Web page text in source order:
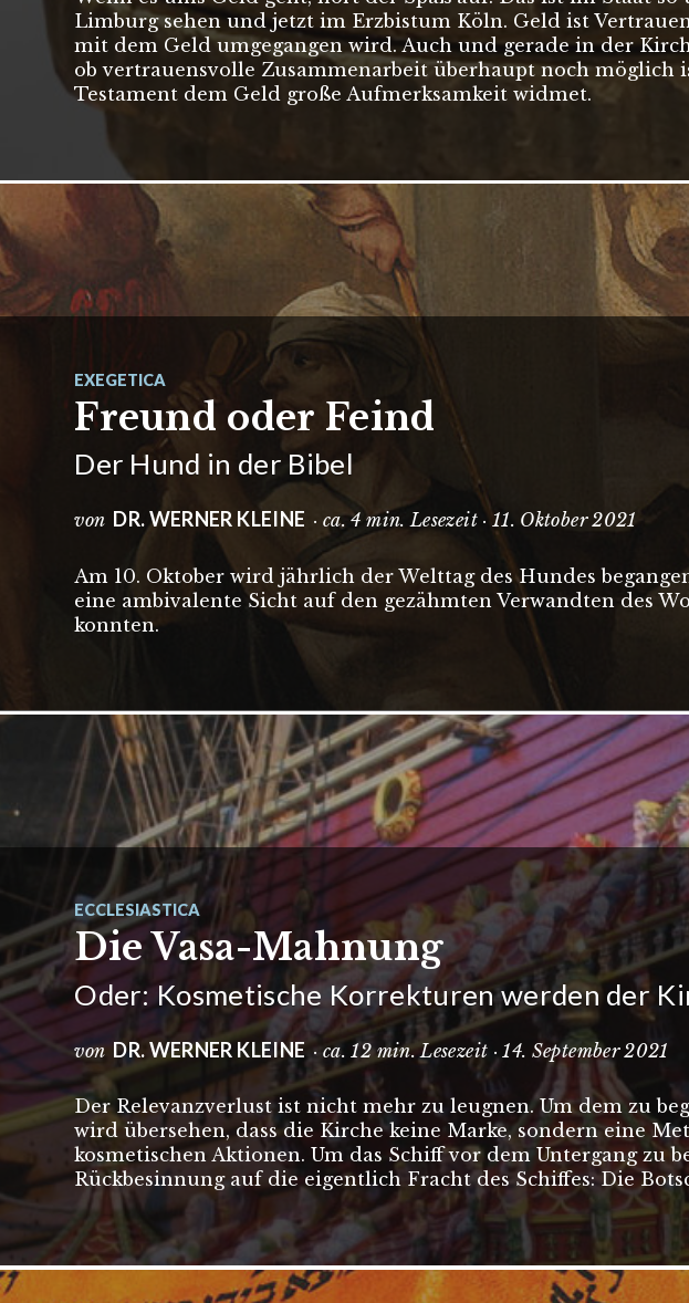
Limburg sehen und jetzt im Erzbistum Köln. Geld ist
mit dem Geld umgegangen wird. Auch und gerade in der
ob vertrauensvolle Zusammenarbeit überhaupt noch möglich
Testament dem Geld große Aufmerksamkeit widmet.
EXEGETICA
Freund oder Feind
Der Hund in der Bibel
von DR. WERNER KLEINE · ca. 4 min. Lesezeit · 11. Oktober 2021
Am 10. Oktober wird jährlich der Welttag des Hundes
eine ambivalente Sicht auf den gezähmten Verwandten des
konnten.
ECCLESIASTICA
Die Vasa-Mahnung
Oder: Kosmetische Korrekturen werden der
von DR. WERNER KLEINE · ca. 12 min. Lesezeit · 14. September 2021
Der Relevanzverlust ist nicht mehr zu leugnen. Um dem zu
wird übersehen, dass die Kirche keine Marke, sondern eine
kosmetischen Aktionen. Um das Schiff vor dem Untergang
Rückbesinnung auf die eigentlich Fracht des Schiffes: Die